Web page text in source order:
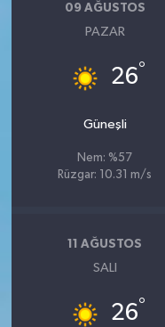
09 AĞUSTOS
PAZAR
26°
Güneşli
Nem: %57
Rüzgar: 10.31 m/s
11 AĞUSTOS
SALI
26°